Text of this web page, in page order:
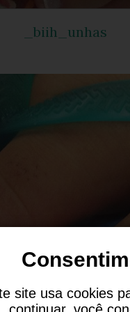
_biih_unhas
site usa cookies
continuar, você